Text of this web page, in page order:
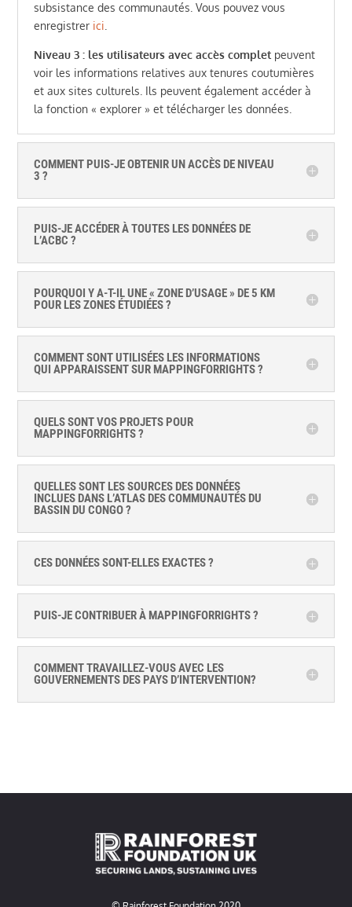
subsistance des communautés. Vous pouvez vous
enregistrer ici
Niveau 3 : les utilisateurs avec accès complet peuvent
voir les informations relatives aux tenures coutumières
et aux sites culturels. Ils peuvent également accéder à
la fonction « explorer » et télécharger les données.
COMMENT PUIS-JE OBTENIR UN ACCÈS DE NIVEAU
3 ?
PUIS-JE ACCÉDER À TOUTES LES DONNÉES DE
L’ACBC ?
POURQUOI Y A-T-IL UNE « ZONE D’USAGE » DE 5 KM
POUR LES ZONES ÉTUDIÉES ?
COMMENT SONT UTILISÉES LES INFORMATIONS
QUI APPARAISSENT SUR MAPPINGFORRIGHTS ?
QUELS SONT VOS PROJETS POUR
MAPPINGFORRIGHTS ?
QUELLES SONT LES SOURCES DES DONNÉES
INCLUES DANS L’ATLAS DES COMMUNAUTÉS DU
BASSIN DU CONGO ?
CES DONNÉES SONT-ELLES EXACTES ?
PUIS-JE CONTRIBUER À MAPPINGFORRIGHTS ?
COMMENT TRAVAILLEZ-VOUS AVEC LES
GOUVERNEMENTS DES PAYS D’INTERVENTION?